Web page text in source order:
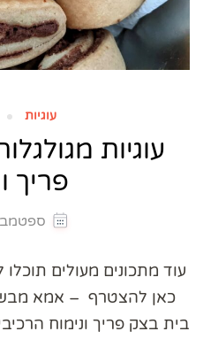
עוגיות
עוגיות
פריך
ספטמבר 7,
עוד מתכונים מעולים
כאן להצטרף – אמא